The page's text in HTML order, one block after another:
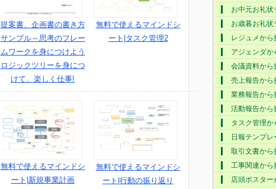
提案書、企画書の書き方
サンプル～思考のフレー
ムワークを身につけよう
ロジックツリーを身につ
けて、楽しく仕事!
無料で使えるマインドシ
ート|タスク管理2
無料で使えるマインドシ
ート|新規事業計画
無料で使えるマインドシ
ート|行動の振り返り
お中元お礼
お歳暮お礼
レジュメから
アジェンダか
会議資料から
売上報告から
業務報告から
活動報告から
タスク管理か
日報テンプ
取引文書から
工事関連から
店頭ポスター